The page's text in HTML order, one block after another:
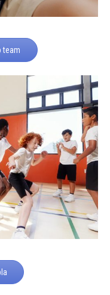
team